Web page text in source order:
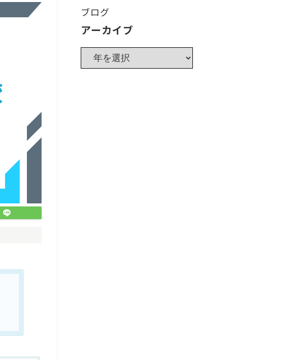
ブログ
アーカイブ